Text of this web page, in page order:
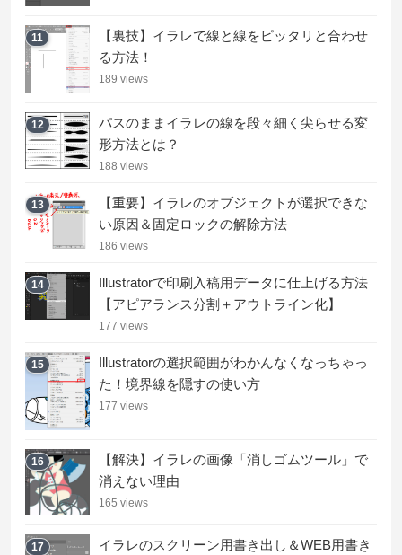
11
【裏技】イラレで線と線をピッタリと合わせ
る方法！
189 views
12
パスのままイラレの線を段々細く尖らせる変
形方法とは？
188 views
13
【重要】イラレのオブジェクトが選択できな
い原因＆固定ロックの解除方法
186 views
14
Illustratorで印刷入稿用データに仕上げる方法
【アピアランス分割＋アウトライン化】
177 views
15
Illustratorの選択範囲がわかんなくなっちゃっ
た！境界線を隠すの使い方
177 views
16
【解決】イラレの画像「消しゴムツール」で
消えない理由
165 views
17
イラレのスクリーン用書き出し＆WEB用書き